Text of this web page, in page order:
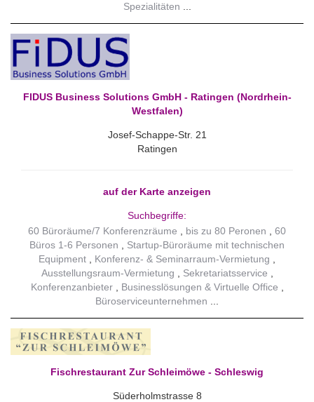
Spezialitäten
FIDUS Business Solutions GmbH - Ratingen (Nordrhein-
Westfalen)
Josef-Schappe-Str. 21
Ratingen
auf der Karte anzeigen
Suchbegriffe:
60 Büroräume/7 Konferenzräume
bis zu 80 Peronen
60
Büros 1-6 Personen
Startup-Büroräume mit technischen
Equipment
Konferenz- & Seminarraum-Vermietung
Ausstellungsraum-Vermietung
Sekretariatsservice
Konferenzanbieter
Businesslösungen & Virtuelle Office
Büroserviceunternehmen
Fischrestaurant Zur Schleimöwe - Schleswig
Süderholmstrasse 8